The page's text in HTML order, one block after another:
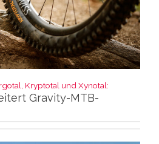
Kryptotal und Xynotal:
Gravity-MTB-